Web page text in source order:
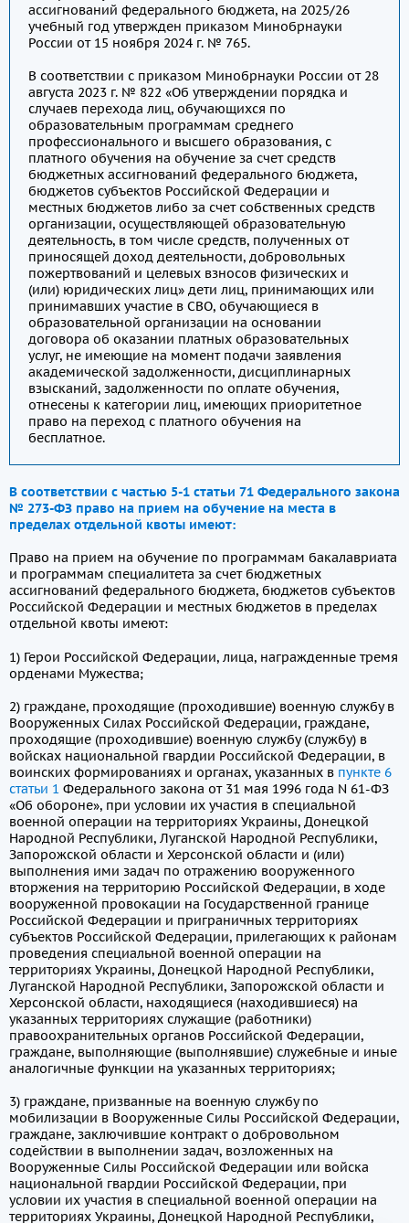
ассигнований федерального бюджета, на 2025/26
учебный год утвержден приказом Минобрнауки
России от 15 ноября 2024 г. № 765.
В соответствии с приказом Минобрнауки России от 28
августа 2023 г. № 822 «Об утверждении порядка и
случаев перехода лиц, обучающихся по
образовательным программам среднего
профессионального и высшего образования, с
платного обучения на обучение за счет средств
бюджетных ассигнований федерального бюджета,
бюджетов субъектов Российской Федерации и
местных бюджетов либо за счет собственных средств
организации, осуществляющей образовательную
деятельность, в том числе средств, полученных от
приносящей доход деятельности, добровольных
пожертвований и целевых взносов физических и
(или) юридических лиц» дети лиц, принимающих или
принимавших участие в СВО, обучающиеся в
образовательной организации на основании
договора об оказании платных образовательных
услуг, не имеющие на момент подачи заявления
академической задолженности, дисциплинарных
взысканий, задолженности по оплате обучения,
отнесены к категории лиц, имеющих приоритетное
право на переход с платного обучения на
бесплатное.
В соответствии с частью 5-1 статьи 71 Федерального закона
№ 273-ФЗ право на прием на обучение на места в
пределах отдельной квоты имеют:
Право на прием на обучение по программам бакалавриата
и программам специалитета за счет бюджетных
ассигнований федерального бюджета, бюджетов субъектов
Российской Федерации и местных бюджетов в пределах
отдельной квоты имеют:
1) Герои Российской Федерации, лица, награжденные тремя
орденами Мужества;
2) граждане, проходящие (проходившие) военную службу в
Вооруженных Силах Российской Федерации, граждане,
проходящие (проходившие) военную службу (службу) в
войсках национальной гвардии Российской Федерации, в
воинских формированиях и органах, указанных в пункте 6
статьи 1 Федерального закона от 31 мая 1996 года N 61-ФЗ
«Об обороне», при условии их участия в специальной
военной операции на территориях Украины, Донецкой
Народной Республики, Луганской Народной Республики,
Запорожской области и Херсонской области и (или)
выполнения ими задач по отражению вооруженного
вторжения на территорию Российской Федерации, в ходе
вооруженной провокации на Государственной границе
Российской Федерации и приграничных территориях
субъектов Российской Федерации, прилегающих к районам
проведения специальной военной операции на
территориях Украины, Донецкой Народной Республики,
Луганской Народной Республики, Запорожской области и
Херсонской области, находящиеся (находившиеся) на
указанных территориях служащие (работники)
правоохранительных органов Российской Федерации,
граждане, выполняющие (выполнявшие) служебные и иные
аналогичные функции на указанных территориях;
3) граждане, призванные на военную службу по
мобилизации в Вооруженные Силы Российской Федерации,
граждане, заключившие контракт о добровольном
содействии в выполнении задач, возложенных на
Вооруженные Силы Российской Федерации или войска
национальной гвардии Российской Федерации, при
условии их участия в специальной военной операции на
территориях Украины, Донецкой Народной Республики,